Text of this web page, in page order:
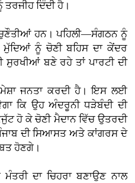
ਤਰਜੀਹ ਦਿੰਦੀ ਹੈ।
ਹਨ। ਪਹਿਲੀ—ਸੰਗਠਨ ਨੂੰ
ਨੂੰ ਚੋਣੀ ਬਹਿਸ ਦਾ ਕੇਂਦਰ
ਸੁਰਖੀਆਂ ਬਣੇ ਰਹੇ ਤਾਂ ਪਾਰਟੀ ਦੀ
ਜਨਤਾ ਕਰਦੀ ਹੈ। ਇਸ ਲਈ
ਕਿ ਉਹ ਅੰਦਰੂਨੀ ਧੜੇਬੰਦੀ ਦੀ
ਹੋ ਕੇ ਚੋਣੀ ਮੈਦਾਨ ਵਿੱਚ ਉਤਰਦੀ
ਦੀ ਸਿਆਸਤ ਅਤੇ ਕਾਂਗਰਸ ਦੇ
ਹੋਣਗੇ।
ਦਾ ਚਿਹਰਾ ਬਣਾਉਣ ਨਾਲ